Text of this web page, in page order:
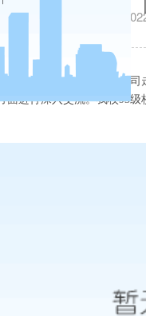
发布日期：
中望软件资讯有限责任公
面进行深入交流。我校93级